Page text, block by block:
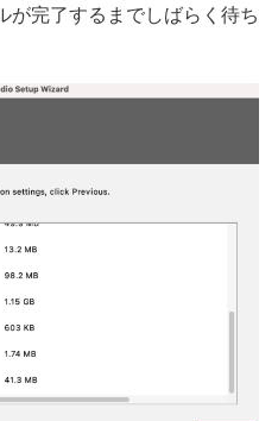
が完了するまでしばらく待ち